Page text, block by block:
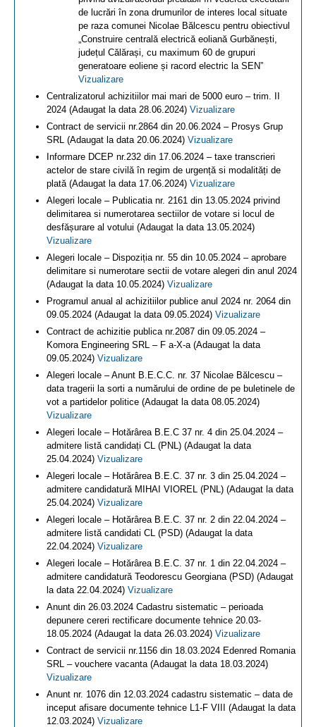
de lucrări în zona drumurilor de interes local situate
pe raza comunei Nicolae Bălcescu pentru obiectivul
„Construire centrală electrică eoliană Gurbănești,
județul Călărași, cu maximum 60 de grupuri
generatoare eoliene și racord electric la SEN”
Vizualizare
Centralizatorul achizitiilor mai mari de 5000 euro – trim. II
2024 (Adaugat la data 28.06.2024) Vizualizare
Contract de servicii nr.2864 din 20.06.2024 – Prosys Grup
SRL (Adaugat la data 20.06.2024) Vizualizare
Informare DCEP nr.232 din 17.06.2024 – taxe transcrieri
actelor de stare civilă în regim de urgență si modalități de
plată (Adaugat la data 17.06.2024) Vizualizare
Alegeri locale – Publicatia nr. 2161 din 13.05.2024 privind
delimitarea si numerotarea sectiilor de votare si locul de
desfășurare al votului (Adaugat la data 13.05.2024)
Vizualizare
Alegeri locale – Dispoziția nr. 55 din 10.05.2024 – aprobare
delimitare si numerotare sectii de votare alegeri din anul 2024
(Adaugat la data 10.05.2024) Vizualizare
Programul anual al achizitiilor publice anul 2024 nr. 2064 din
09.05.2024 (Adaugat la data 09.05.2024) Vizualizare
Contract de achizitie publica nr.2087 din 09.05.2024 –
Komora Engineering SRL – F a-X-a (Adaugat la data
09.05.2024) Vizualizare
Alegeri locale – Anunt B.E.C.C. nr. 37 Nicolae Bălcescu –
data tragerii la sorti a numărului de ordine de pe buletinele de
vot a partidelor politice (Adaugat la data 08.05.2024)
Vizualizare
Alegeri locale – Hotărârea B.E.C 37 nr. 4 din 25.04.2024 –
admitere listă candidați CL (PNL) (Adaugat la data
25.04.2024) Vizualizare
Alegeri locale – Hotărârea B.E.C. 37 nr. 3 din 25.04.2024 –
admitere candidatură MIHAI VIOREL (PNL) (Adaugat la data
25.04.2024) Vizualizare
Alegeri locale – Hotărârea B.E.C. 37 nr. 2 din 22.04.2024 –
admitere listă candidati CL (PSD) (Adaugat la data
22.04.2024) Vizualizare
Alegeri locale – Hotărârea B.E.C. 37 nr. 1 din 22.04.2024 –
admitere candidatură Teodorescu Georgiana (PSD) (Adaugat
la data 22.04.2024) Vizualizare
Anunt din 26.03.2024 Cadastru sistematic – perioada
depunere cereri rectificare documente tehnice 20.03-
18.05.2024 (Adaugat la data 26.03.2024) Vizualizare
Contract de servicii nr.1156 din 18.03.2024 Edenred Romania
SRL – vouchere vacanta (Adaugat la data 18.03.2024)
Vizualizare
Anunt nr. 1076 din 12.03.2024 cadastru sistematic – data de
inceput afisare documente tehnice L1-F VIII (Adaugat la data
12.03.2024) Vizualizare